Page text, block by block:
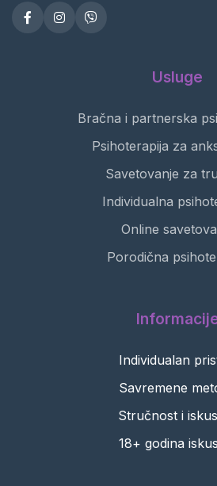
Usluge
Bračna i partnerska
Psihoterapija za
Savetovanje za
Individualna
Online
Porodična
Individualan
Savremene
Stručnost i
18+ godina